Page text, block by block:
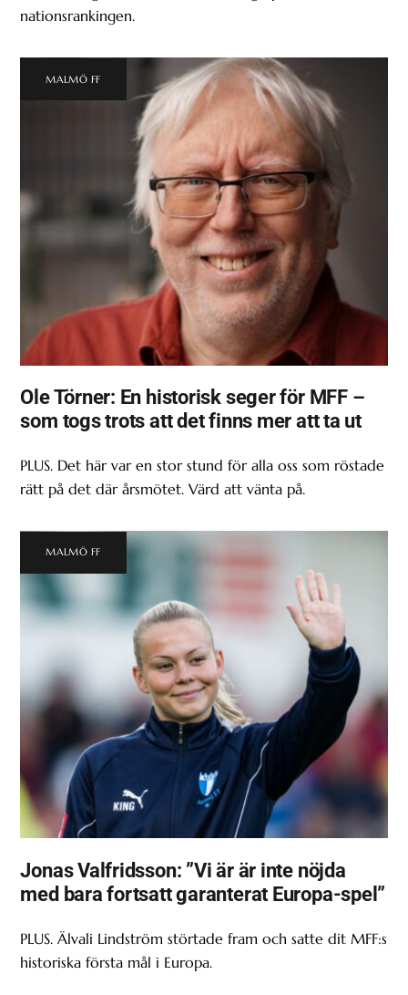
nationsrankingen.
MALMÖ FF
Ole Törner: En historisk seger för MFF –
som togs trots att det finns mer att ta ut
PLUS. Det här var en stor stund för alla oss som röstade
rätt på det där årsmötet. Värd att vänta på.
MALMÖ FF
Jonas Valfridsson: ”Vi är är inte nöjda
med bara fortsatt garanterat Europa-spel”
PLUS. Älvali Lindström störtade fram och satte dit MFF:s
historiska första mål i Europa.